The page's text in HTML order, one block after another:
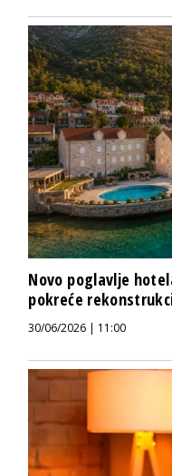
Novo poglavlje
pokreće
30/06/2026 | 11:00